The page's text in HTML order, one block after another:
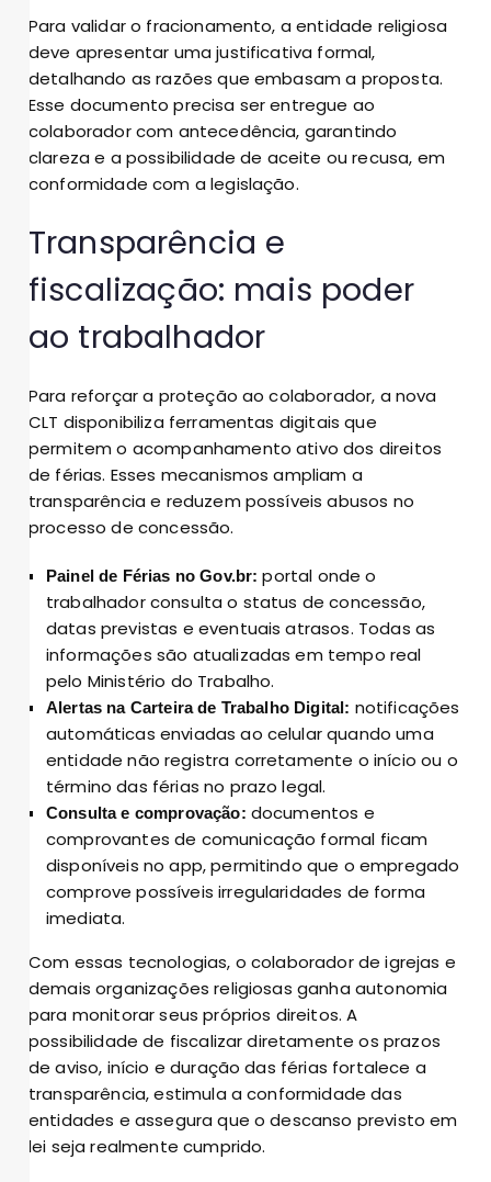
Para validar o fracionamento, a entidade religiosa
deve apresentar uma justificativa formal,
detalhando as razões que embasam a proposta.
Esse documento precisa ser entregue ao
colaborador com antecedência, garantindo
clareza e a possibilidade de aceite ou recusa, em
conformidade com a legislação.
Transparência e
fiscalização: mais poder
ao trabalhador
Para reforçar a proteção ao colaborador, a nova
CLT disponibiliza ferramentas digitais que
permitem o acompanhamento ativo dos direitos
de férias. Esses mecanismos ampliam a
transparência e reduzem possíveis abusos no
processo de concessão.
Painel de Férias no Gov.br: portal onde o
trabalhador consulta o status de concessão,
datas previstas e eventuais atrasos. Todas as
informações são atualizadas em tempo real
pelo Ministério do Trabalho.
Alertas na Carteira de Trabalho Digital: notificações
automáticas enviadas ao celular quando uma
entidade não registra corretamente o início ou o
término das férias no prazo legal.
Consulta e comprovação: documentos e
comprovantes de comunicação formal ficam
disponíveis no app, permitindo que o empregado
comprove possíveis irregularidades de forma
imediata.
Com essas tecnologias, o colaborador de igrejas e
demais organizações religiosas ganha autonomia
para monitorar seus próprios direitos. A
possibilidade de fiscalizar diretamente os prazos
de aviso, início e duração das férias fortalece a
transparência, estimula a conformidade das
entidades e assegura que o descanso previsto em
lei seja realmente cumprido.